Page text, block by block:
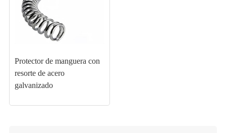
Protector de manguera con
resorte de acero
galvanizado